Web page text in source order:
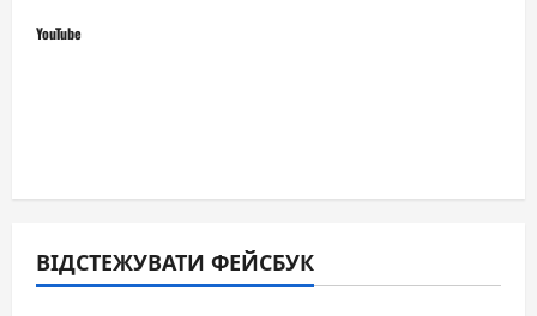
YouTube
ВІДСТЕЖУВАТИ ФЕЙСБУК